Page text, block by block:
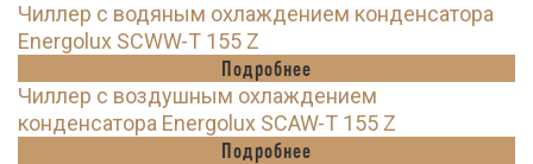
Чиллер с водяным охлаждением конденсатора
Energolux SCWW-T 155 Z
Подробнее
Чиллер с воздушным охлаждением
конденсатора Energolux SCAW-T 155 Z
Подробнее